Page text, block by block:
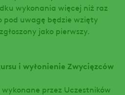
wykonania więcej niż raz
pod uwagę będzie wzięty
jako pierwszy.
i wyłonienie Zwycięzców
przez Uczestników